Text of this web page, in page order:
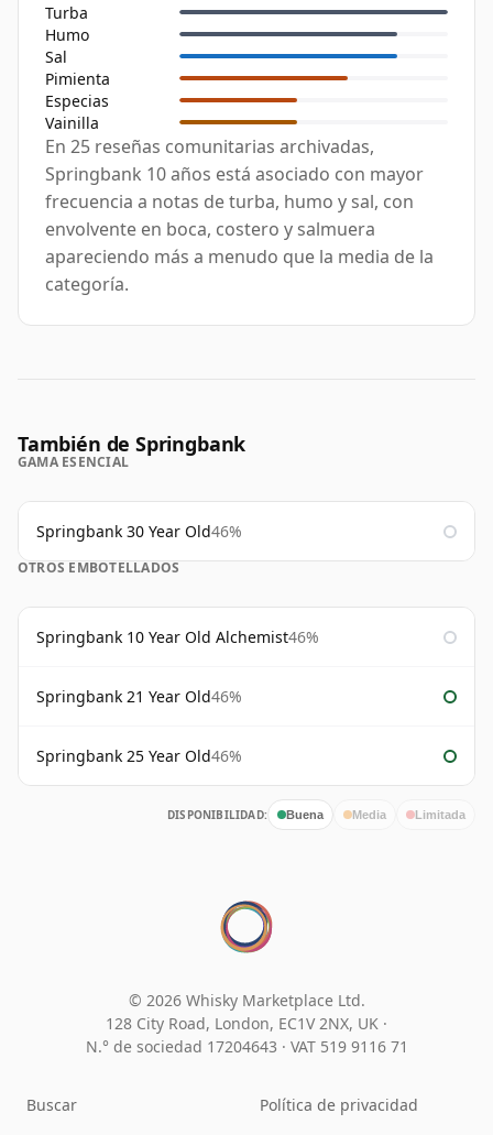
Turba
Humo
Sal
Pimienta
Especias
Vainilla
En 25 reseñas comunitarias archivadas,
Springbank 10 años está asociado con mayor
frecuencia a notas de turba, humo y sal, con
envolvente en boca, costero y salmuera
apareciendo más a menudo que la media de la
categoría.
También de Springbank
GAMA ESENCIAL
Springbank 30 Year Old46%
OTROS EMBOTELLADOS
Springbank 10 Year Old Alchemist46%
Springbank 21 Year Old46%
Springbank 25 Year Old46%
DISPONIBILIDAD: Buena Media Limitada
© 2026 Whisky Marketplace Ltd.
128 City Road, London, EC1V 2NX, UK ·
N.° de sociedad 17204643 · VAT 519 9116 71
Buscar Política de privacidad